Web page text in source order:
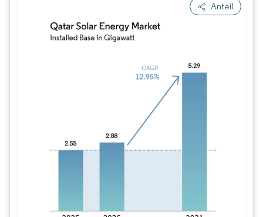
Anteil
Bild © Mordor Intelligence.